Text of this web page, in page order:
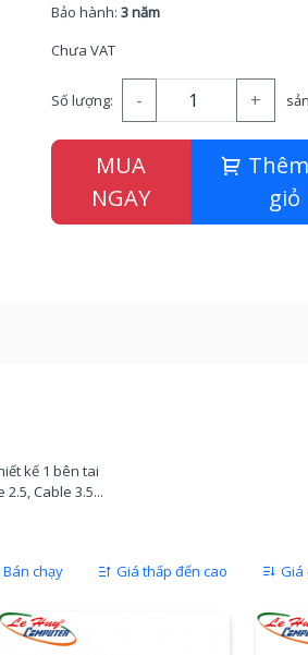
Bảo hành: 3 năm
Chưa VAT
Số lượng: - +
MUA
NGAY
giỏ
kế 1 bên tai
Cable 3.5...
Bán chạy Giá thấp đến cao Giá